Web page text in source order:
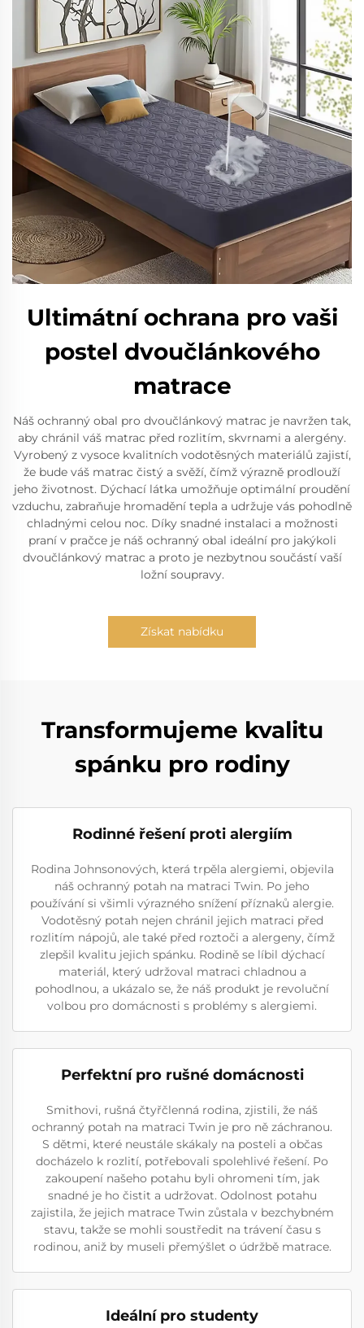
Ultimátní ochrana pro vaši
postel dvoučlánkového
matrace
Náš ochranný obal pro dvoučlánkový matrac je navržen tak,
aby chránil váš matrac před rozlitím, skvrnami a alergény.
Vyrobený z vysoce kvalitních vodotěsných materiálů zajistí,
že bude váš matrac čistý a svěží, čímž výrazně prodlouží
jeho životnost. Dýchací látka umožňuje optimální proudění
vzduchu, zabraňuje hromadění tepla a udržuje vás pohodlně
chladnými celou noc. Díky snadné instalaci a možnosti
praní v pračce je náš ochranný obal ideální pro jakýkoli
dvoučlánkový matrac a proto je nezbytnou součástí vaší
ložní soupravy.
Získat nabídku
Transformujeme kvalitu
spánku pro rodiny
Rodinné řešení proti alergiím
Rodina Johnsonových, která trpěla alergiemi, objevila
náš ochranný potah na matraci Twin. Po jeho
používání si všimli výrazného snížení příznaků alergie.
Vodotěsný potah nejen chránil jejich matraci před
rozlitím nápojů, ale také před roztoči a alergeny, čímž
zlepšil kvalitu jejich spánku. Rodině se líbil dýchací
materiál, který udržoval matraci chladnou a
pohodlnou, a ukázalo se, že náš produkt je revoluční
volbou pro domácnosti s problémy s alergiemi.
Perfektní pro rušné domácnosti
Smithovi, rušná čtyřčlenná rodina, zjistili, že náš
ochranný potah na matraci Twin je pro ně záchranou.
S dětmi, které neustále skákaly na posteli a občas
docházelo k rozlití, potřebovali spolehlivé řešení. Po
zakoupení našeho potahu byli ohromeni tím, jak
snadné je ho čistit a udržovat. Odolnost potahu
zajistila, že jejich matrace Twin zůstala v bezchybném
stavu, takže se mohli soustředit na trávení času s
rodinou, aniž by museli přemýšlet o údržbě matrace.
Ideální pro studenty